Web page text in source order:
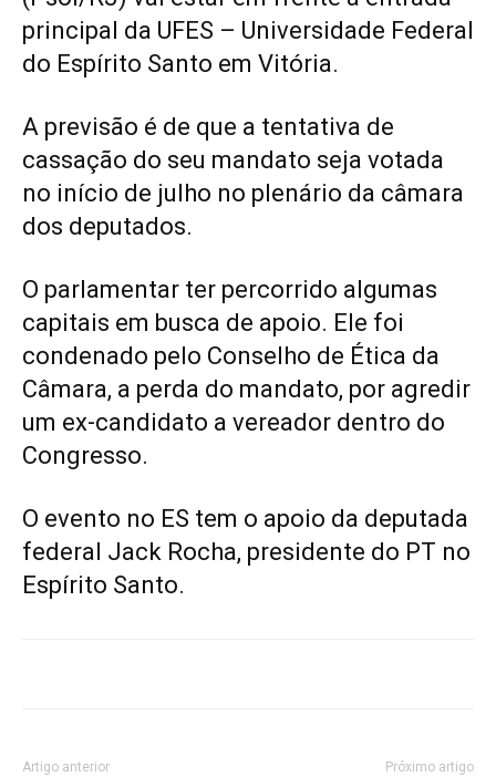
principal da UFES – Universidade Federal
do Espírito Santo em Vitória.
A previsão é de que a tentativa de
cassação do seu mandato seja votada
no início de julho no plenário da câmara
dos deputados.
O parlamentar ter percorrido algumas
capitais em busca de apoio. Ele foi
condenado pelo Conselho de Ética da
Câmara, a perda do mandato, por agredir
um ex-candidato a vereador dentro do
Congresso.
O evento no ES tem o apoio da deputada
federal Jack Rocha, presidente do PT no
Espírito Santo.
Artigo anterior Próximo artigo